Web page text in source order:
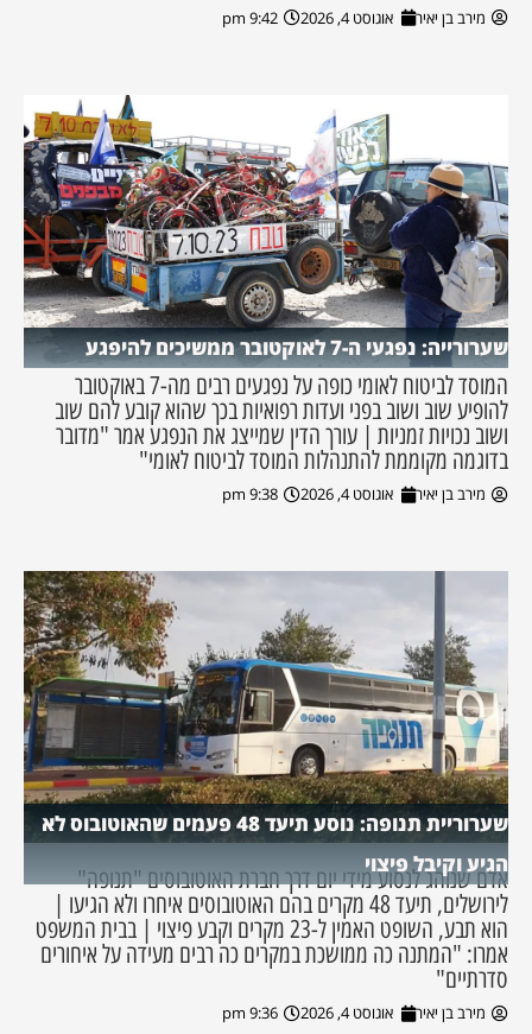
מירב בן יאיר אוגוסט 4, 2026 9:42 pm
שערורייה: נפגעי ה-7 לאוקטובר ממשיכים להיפגע
המוסד לביטוח לאומי כופה על נפגעים רבים מה-7 באוקטובר
להופיע שוב ושוב בפני ועדות רפואיות בכך שהוא קובע להם שוב
ושוב נכויות זמניות | עורך הדין שמייצג את הנפגע אמר "מדובר
בדוגמה מקוממת להתנהלות המוסד לביטוח לאומי"
מירב בן יאיר אוגוסט 4, 2026 9:38 pm
שערוריית תנופה: נוסע תיעד 48 פעמים שהאוטובוס לא
הגיע וקיבל פיצוי
אדם שנוהג לנסוע מידי יום דרך חברת האוטובוסים "תנופה"
לירושלים, תיעד 48 מקרים בהם האוטובוסים איחרו ולא הגיעו |
הוא תבע, השופט האמין ל-23 מקרים וקבע פיצוי | בבית המשפט
אמרו: "המתנה כה ממושכת במקרים כה רבים מעידה על איחורים
סדרתיים"
מירב בן יאיר אוגוסט 4, 2026 9:36 pm